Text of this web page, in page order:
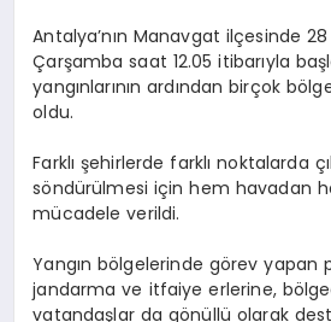
Antalya’nın Manavgat ilçesinde
Çarşamba saat 12.05 itibarıyla
yangınlarının ardından birçok
oldu.
Farklı şehirlerde farklı noktalarda
söndürülmesi için hem havadan
mücadele verildi.
Yangın bölgelerinde görev yapan
jandarma ve itfaiye erlerine,
vatandaşlar da gönüllü olarak